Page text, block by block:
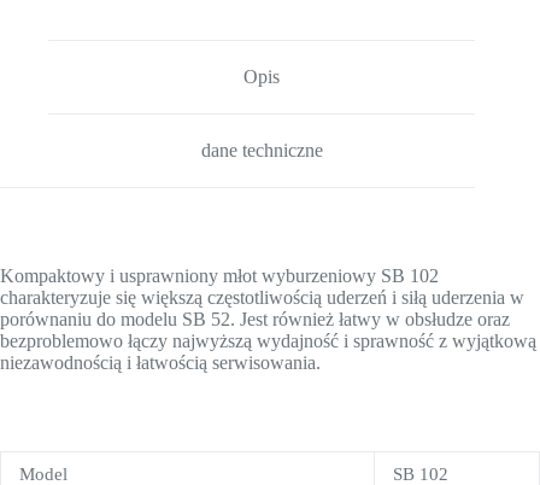
Opis
dane techniczne
Kompaktowy i usprawniony młot wyburzeniowy SB 102
charakteryzuje się większą częstotliwością uderzeń i siłą uderzenia w
porównaniu do modelu SB 52. Jest również łatwy w obsłudze oraz
bezproblemowo łączy najwyższą wydajność i sprawność z wyjątkową
niezawodnością i łatwością serwisowania.
Model SB 102